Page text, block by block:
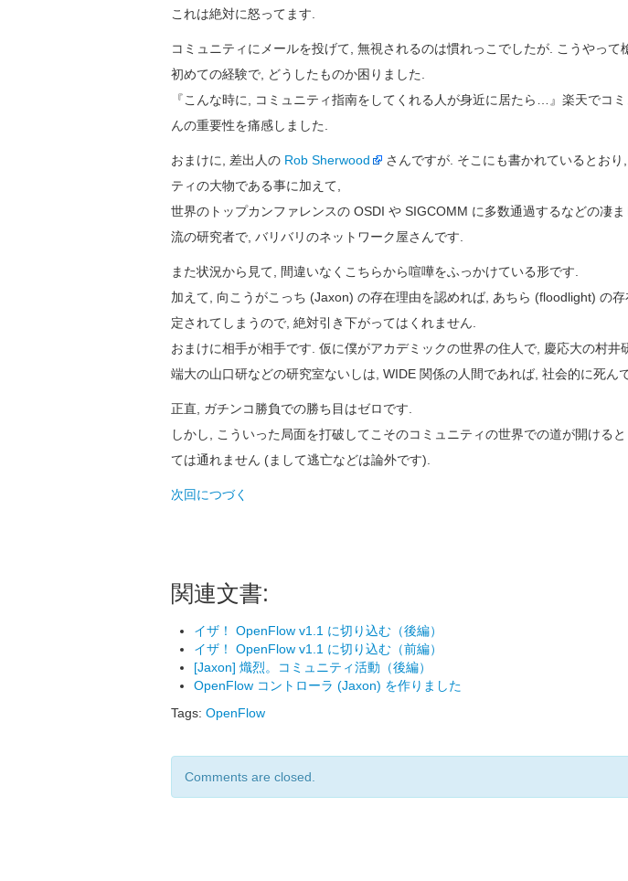
これは絶対に怒ってます.
コミュニティにメールを投げて, 無視されるのは慣れっこでしたが. こうやって
初めての経験で, どうしたものか困りました.
『こんな時に, コミュニティ指南をしてくれる人が身近に居たら…』楽天でコ
んの重要性を痛感しました.
おまけに, 差出人の Rob Sherwood
さんですが. そこにも書かれているとお
ティの大物である事に加えて,
世界のトップカンファレンスの OSDI や SIGCOMM に多数通過するなどの凄
流の研究者で, バリバリのネットワーク屋さんです.
また状況から見て, 間違いなくこちらから喧嘩をふっかけている形です.
加えて, 向こうがこっち (Jaxon) の存在理由を認めれば, あちら (floodlight) の
定されてしまうので, 絶対引き下がってはくれません.
おまけに相手が相手です. 仮に僕がアカデミックの世界の住人で, 慶応大の村井
端大の山口研などの研究室ないしは, WIDE 関係の人間であれば, 社会的に死ん
正直, ガチンコ勝負での勝ち目はゼロです.
しかし, こういった局面を打破してこそのコミュニティの世界での道が開ける
ては通れません (まして逃亡などは論外です).
次回につづく
関連文書:
イザ！ OpenFlow v1.1 に切り込む（後編）
イザ！ OpenFlow v1.1 に切り込む（前編）
[Jaxon] 熾烈。コミュニティ活動（後編）
OpenFlow コントローラ (Jaxon) を作りました
Tags: OpenFlow
Comments are closed.